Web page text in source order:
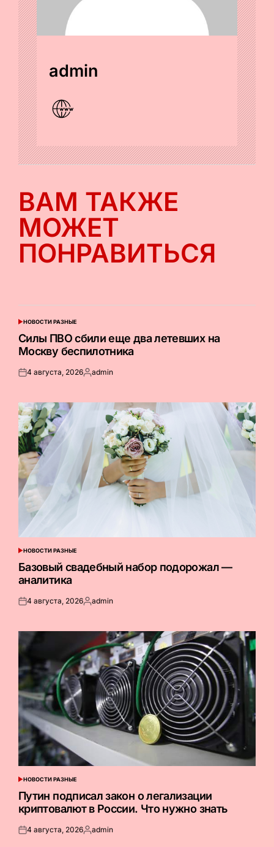
admin
ВАМ ТАКЖЕ
МОЖЕТ
ПОНРАВИТЬСЯ
ОПУБЛИКОВАНО
НОВОСТИ РАЗНЫЕ
Силы ПВО сбили еще два летевших на
Москву беспилотника
Опубликовано
4 августа, 2026Запись
admin
ОПУБЛИКОВАНО
В
НОВОСТИ РАЗНЫЕ
Базовый свадебный набор подорожал —
аналитика
Опубликовано
4 августа, 2026Запись
admin
ОПУБЛИКОВАНО
В
НОВОСТИ РАЗНЫЕ
Путин подписал закон о легализации
криптовалют в России. Что нужно знать
Опубликовано
4 августа, 2026Запись
admin